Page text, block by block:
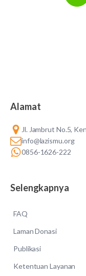
Alamat
Jl. Jambrut No.5,
info@lazismu.org
0856-1626-222
Selengkapnya
FAQ
Laman Donasi
Publikasi
Ketentuan Layanan